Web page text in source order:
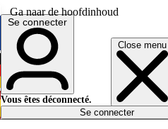
Ga naar de hoofdinhoud
Close menu
English
Deutsch
Español
Se connecter
Vous êtes déconnecté.
Se connecter